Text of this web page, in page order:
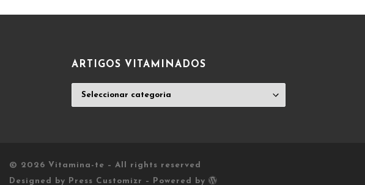
ARTIGOS VITAMINADOS
VITAMINADOS
© 2026 Vitamina-te – All rights reserved
Designed by
Press Customizr – Powered by